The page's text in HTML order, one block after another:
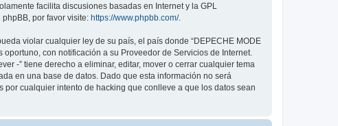
facilita discusiones basadas en Internet y la GPL
por favor visite: https://www.phpbb.com/.
violar cualquier ley de su país, el país donde “DEPECHE MODE
con notificación a su Proveedor de Servicios de Internet.
-” tiene derecho a eliminar, editar, mover o cerrar cualquier tema
en una base de datos. Dado que esta información no será
por cualquier intento de hacking que conlleve a que los datos sean